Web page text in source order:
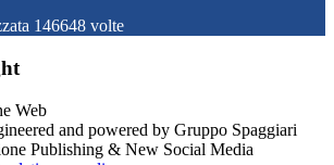
146648 volte
and powered by Gruppo Spaggiari
Publishing & New Social Media